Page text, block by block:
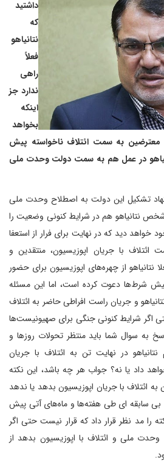
داشتید
که
نتانیاهو
فعلاً
راهی
ندارد جز
اینکه
بخواهد
معترضین به سمت ائتلاف ناخواسته پیش
در عمل هم به سمت دولت وحدت ملی
تشکیل این دولت به اصطلاح وحدت ملی
شخص نتانیاهو هم در شرایط کنونی وضعیت را
دید که در نهایت برای فرار از استعفا
ائتلاف با جریان اپوزیسیون، منتقدین و
نتانیاهو از چهره‌های اپوزیسیون برای حضور
شرط‌ها دعوت کرده است، اما این مسئله
و جریان راست افراطی حاضر به ائتلاف
اگر شرایط کنونی جنگی برای صهیونیست‌ها
به سوال شما باید منتظر تحولات روزها و
نتانیاهو در نهایت تن به ائتلاف با جریان
داد یا نه؟ جواب هر چه باشد، این نکته
ائتلاف با جریان اپوزیسیون بدهد یا ندهد
سابقه ای طی هفته‌ها و ماه‌های آتی پیش
را مد نظر قرار داد که قرار نیست حتی اگر
ملی و ائتلاف با اپوزیسیون بدهد از